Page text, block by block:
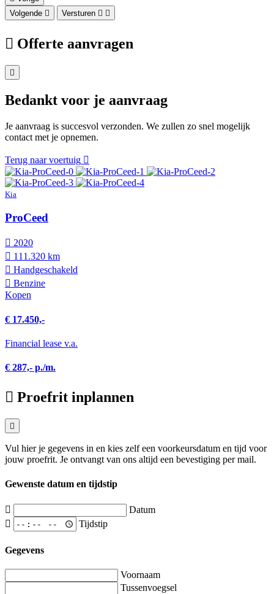
Volgende
Versturen
Offerte aanvragen
Bedankt voor je aanvraag
Je aanvraag is succesvol verzonden. We zullen zo snel mogelijk
contact met je opnemen.
Terug naar voertuig
Kia
ProCeed
2020
111.320 km
Hand­geschakeld
Benzine
Kopen
€ 17.450,-
Financial lease v.a.
€ 287,- p./m.
Proefrit inplannen
Vul hier je gegevens in en kies zelf een voorkeursdatum en tijd voor
jouw proefrit. Je ontvangt van ons altijd een bevestiging per mail.
Gewenste datum en tijdstip
Datum
Tijdstip
Gegevens
Voornaam
Tussenvoegsel